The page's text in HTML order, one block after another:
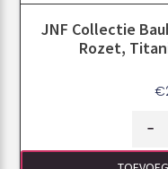
JNF Collectie
Rozet,
€
-